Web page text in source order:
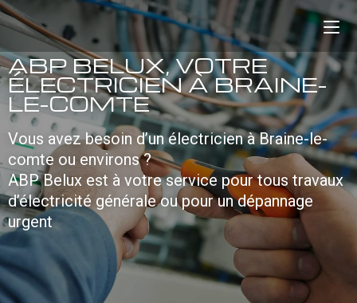
ABP BELUX, VOTRE
ÉLECTRICIEN À BRAINE-
LE-COMTE
Vous avez besoin d’un électricien à Braine-le-
comte ou environs ?
ABP Belux est à votre service pour tous travaux
d’électricité générale ou pour un dépannage
urgent